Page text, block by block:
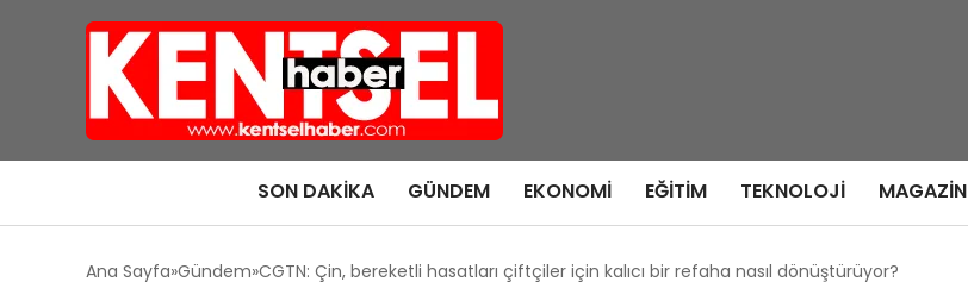
SON DAKIKA GÜNDEM EKONOMI EĞITIM TEKNOLOJI MAGAZIN
Ana Sayfa Gündem CGTN: Çin, bereketli hasatları çiftçiler için kalıcı bir refaha nasıl dönüştürüyor?